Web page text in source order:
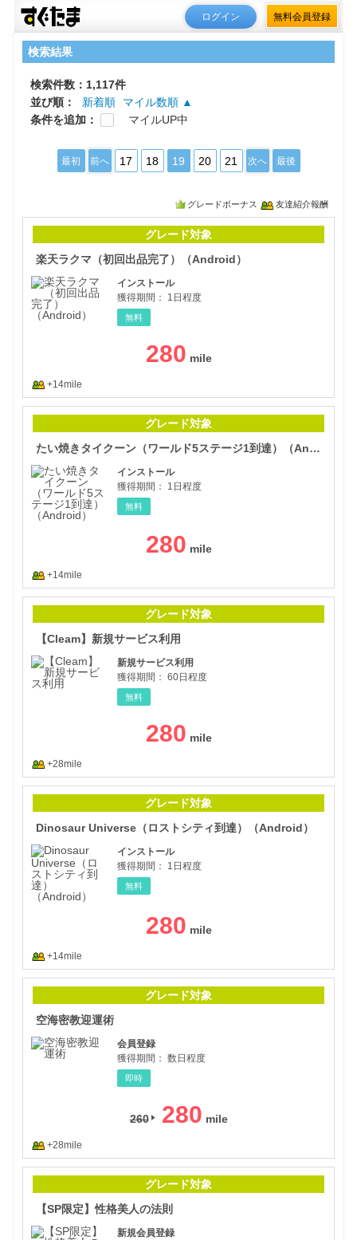
ログイン 無料会員登録
検索結果
検索件数：1,117件
並び順：
新着順
マイル数順 ▲
条件を追加：
マイルUP中
最初 前へ 17 18 19 20 21 次へ 最後
グレードボーナス 友達紹介報酬
グレード対象
楽天ラクマ（初回出品完了）（Android）
インストール
獲得期間：
1日程度
無料
280
+14mile
グレード対象
たい焼きタイクーン（ワールド5ステージ1到達）（Android）
インストール
獲得期間：
1日程度
無料
280
+14mile
グレード対象
【Cleam】新規サービス利用
新規サービス利用
獲得期間： 60日程度
無料
280
+28mile
グレード対象
Dinosaur Universe（ロストシティ到達）（Android）
インストール
獲得期間：
1日程度
無料
280
+14mile
グレード対象
空海密教迎運術
会員登録
獲得期間： 数日程度
即時
260 280
+28mile
グレード対象
【SP限定】性格美人の法則
新規会員登録